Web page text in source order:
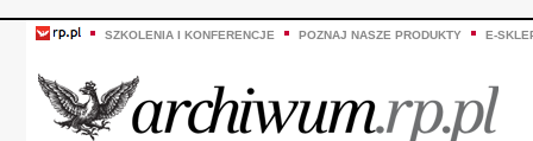
SZKOLENIA I KONFERENCJE POZNAJ NASZE PRODUKTY E-